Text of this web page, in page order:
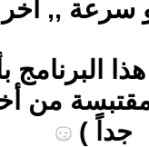
,, أخر
البرنامج
من
جداً )